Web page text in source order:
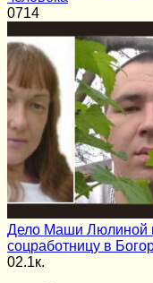
0714
Дело Маши Люлиной
соцработницу в
02.1к.